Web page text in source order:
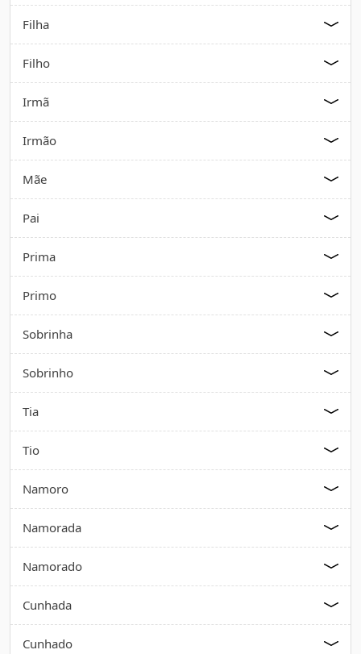
Filha
Filho
Irmã
Irmão
Mãe
Pai
Prima
Primo
Sobrinha
Sobrinho
Tia
Tio
Namoro
Namorada
Namorado
Cunhada
Cunhado